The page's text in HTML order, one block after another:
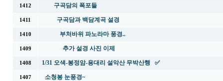
1412 구곡담의 폭포들
1411 구곡담과 백담계곡 설경
1410 부처바위 파노라마 풍경..
1409 추가 설경 사진 이제
1408 1/31 오색-봉정암-용대리 설악산 무박산행 ✅
1407 소청봉 눈풍경~